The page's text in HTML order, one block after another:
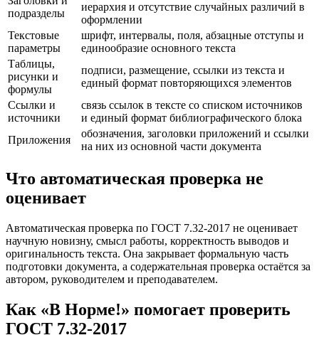
подразделы
иерархия и отсутствие случайных различий в
оформлении
Текстовые
параметры
шрифт, интервалы, поля, абзацные отступы и
единообразие основного текста
Таблицы,
рисунки и
формулы
подписи, размещение, ссылки из текста и
единый формат повторяющихся элементов
Ссылки и
источники
связь ссылок в тексте со списком источников
и единый формат библиографического блока
Приложения
обозначения, заголовки приложений и ссылки
на них из основной части документа
Что автоматическая проверка не
оценивает
Автоматическая проверка по ГОСТ 7.32-2017 не оценивает
научную новизну, смысл работы, корректность выводов и
оригинальность текста. Она закрывает формальную часть
подготовки документа, а содержательная проверка остаётся за
автором, руководителем и преподавателем.
Как «В Норме!» помогает проверить
ГОСТ 7.32-2017